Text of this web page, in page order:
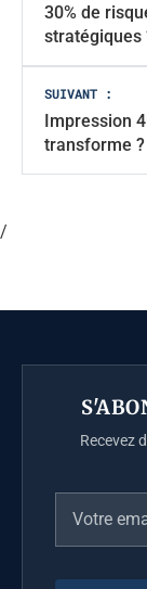
des
articles
30% de
stratégiques
SUIVANT :
Impression
transforme ?
/
Recevez